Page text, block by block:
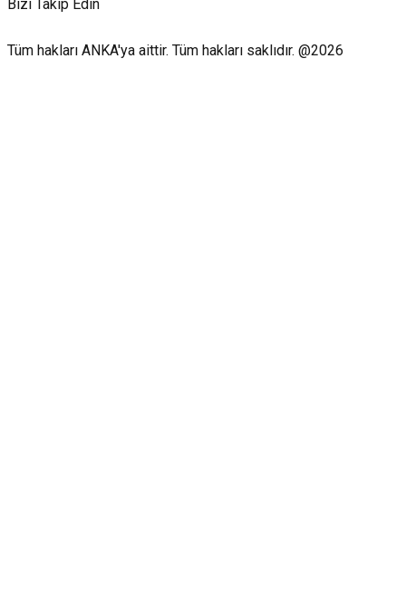
Bizi Takip Edin
Tüm hakları ANKA'ya aittir. Tüm hakları saklıdır. @2026